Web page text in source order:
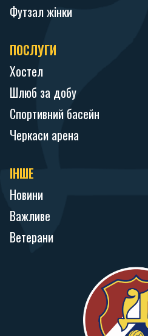
Футзал жінки
ПОСЛУГИ
Хостел
Шлюб за добу
Спортивний басейн
Черкаси арена
ІНШЕ
Новини
Важливе
Ветерани